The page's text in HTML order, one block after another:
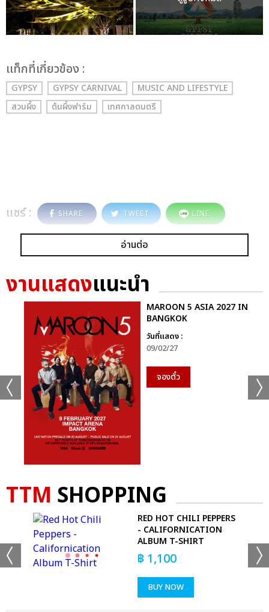
เเท็กที่เกี่ยวข้อง :
GYPSY GYPSY CARNIVAL
MUSIC AND LIFESTYLE
สวนผึ้ง
ต้นผึ้งฟาร์ม เทศกาลดนตรี
แชร์ : SHARE TWEET LINE
อ่านต่อ
งานแสดงแนะนำ
MAROON 5 ASIA 2027 IN
BANGKOK
วันที่แสดง :
09/02/27
จองตั๋ว
TTM SHOPPING
RED HOT CHILI PEPPERS
- CALIFORNICATION
ALBUM T-SHIRT
฿ 1,100
BUY NOW